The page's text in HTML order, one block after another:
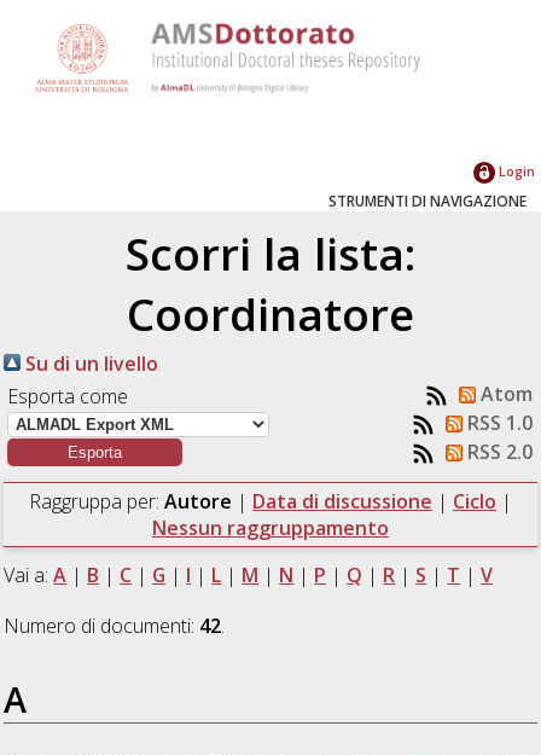
Login
STRUMENTI DI NAVIGAZIONE
Scorri la lista:
Coordinatore
Su di un livello
Esporta come
Atom
RSS 1.0
RSS 2.0
Raggruppa per: Autore | Data di discussione | Ciclo |
Nessun raggruppamento
Vai a:A | B | C | G | I | L | M | N | P | Q | R | S | T |V
Numero di documenti: 42.
A